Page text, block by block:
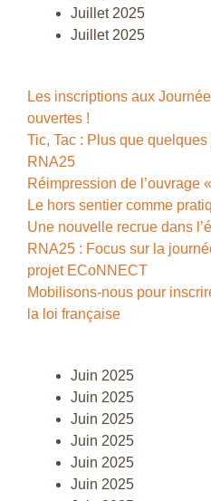
Juillet 2025
Juillet 2025
Les inscriptions aux
ouvertes !
Tic, Tac : Plus que
RNA25
Réimpression de l’ouvrage
Le hors sentier comme
Une nouvelle recrue dans
RNA25 : Focus sur la
projet ECoNNECT
Mobilisons-nous pour
la loi française
Juin 2025
Juin 2025
Juin 2025
Juin 2025
Juin 2025
Juin 2025